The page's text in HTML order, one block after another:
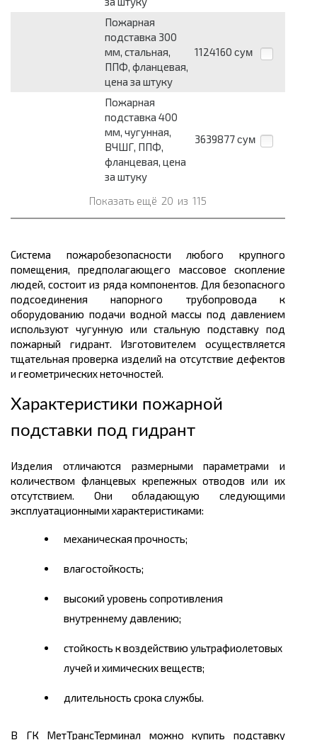
Пожарная
подставка 300
мм, стальная,
ППФ, фланцевая,
цена за штуку
1124160 сум
Пожарная
подставка 400
мм, чугунная,
ВЧШГ, ППФ,
фланцевая, цена
за штуку
3639877 сум
Показать ещё 20 из 115
Система пожаробезопасности любого крупного
помещения, предполагающего массовое скопление
людей, состоит из ряда компонентов. Для безопасного
подсоединения напорного трубопровода к
оборудованию подачи водной массы под давлением
используют чугунную или стальную подставку под
пожарный гидрант. Изготовителем осуществляется
тщательная проверка изделий на отсутствие дефектов
и геометрических неточностей.
Характеристики пожарной
подставки под гидрант
Изделия отличаются размерными параметрами и
количеством фланцевых крепежных отводов или их
отсутствием. Они обладающую следующими
эксплуатационными характеристиками:
механическая прочность;
влагостойкость;
высокий уровень сопротивления
внутреннему давлению;
стойкость к воздействию ультрафиолетовых
лучей и химических веществ;
длительность срока службы.
В ГК МетТрансТерминал можно купить подставку